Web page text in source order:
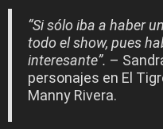
“Si sólo iba a haber
todo el show, pues
interesante”. –
personajes en El
Manny Rivera.